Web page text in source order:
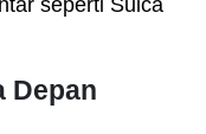
seperti Suica
Depan